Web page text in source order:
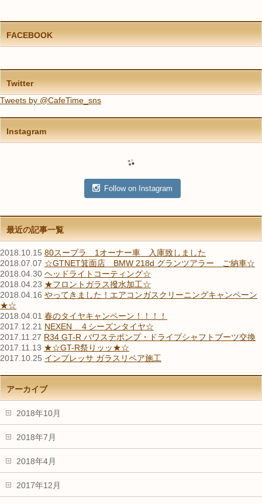
FACEBOOK
Twitter
Tweets by @CafeTime_sns
Instagram
Follow on Instagram
最近の記事一覧
2018.10.15 80スープラ 1オーナー車 入庫致しました
2018.07.07 ☆GTNET箕面店 BMW 218d グランツアラー ご納車☆
2018.04.30 ヘッドライトコーティング☆
2018.04.23 ★フロントガラス撥水加工☆
2018.04.16 やってきました！エアコンガスクリーニングキャンペーン
★☆
2018.04.01 春のタイヤキャンペーン！！！！
2017.12.21 NEXEN ４シーズンタイヤ☆
2017.11.27 R34 GT-R パワステポンプ・ドライブシャフトブーツ交換
2017.11.13 ★☆GT-R祭りッッ★☆
2017.10.25 インプレッサ ガラスリペア施工
アーカイブ
2018年10月
2018年7月
2018年4月
2017年12月